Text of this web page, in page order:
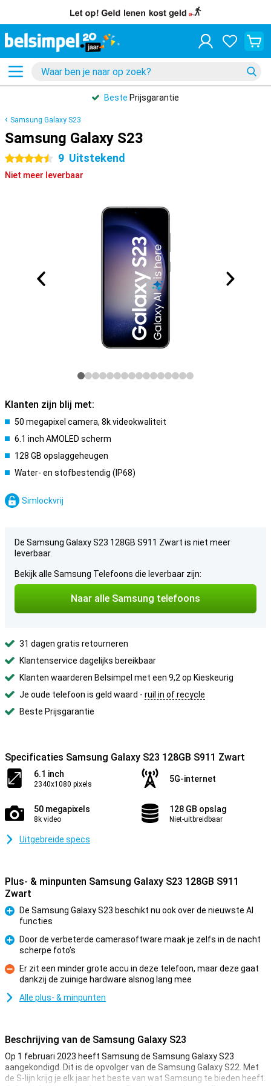
Beste Prijsgarantie
Samsung Galaxy S23
Samsung Galaxy S23
4.5 sterren 9 Uitstekend
Niet meer leverbaar
Klanten zijn blij met:
50 megapixel camera, 8k videokwaliteit
6.1 inch AMOLED scherm
128 GB opslaggeheugen
Water- en stofbestendig (IP68)
Simlockvrij
De Samsung Galaxy S23 128GB S911 Zwart is niet meer
leverbaar.
Bekijk alle Samsung Telefoons die leverbaar zijn:
Naar alle Samsung telefoons
31 dagen gratis retourneren
Klantenservice dagelijks bereikbaar
Klanten waarderen Belsimpel met een 9,2 op Kieskeurig
Je oude telefoon is geld waard - ruil in of recycle
Beste Prijsgarantie
Specificaties Samsung Galaxy S23 128GB S911 Zwart
6.1 inch
2340x1080 pixels
5G-internet
50 megapixels
8k video
128 GB opslag
Niet-uitbreidbaar
Uitgebreide specs
Plus- & minpunten Samsung Galaxy S23 128GB S911
Zwart
Pluspunt
De Samsung Galaxy S23 beschikt nu ook over de nieuwste AI
functies
Pluspunt
Door de verbeterde camerasoftware maak je zelfs in de nacht
scherpe foto’s
Minpunt
Er zit een minder grote accu in deze telefoon, maar deze gaat
dankzij de zuinige hardware alsnog lang mee
Alle plus- & minpunten
Beschrijving van de Samsung Galaxy S23
Op 1 februari 2023 heeft Samsung de Samsung Galaxy S23
aangekondigd. Dit is de opvolger van de Samsung Galaxy S22. Met
de S-lijn krijg je elk jaar het beste van wat Samsung te bieden heeft.